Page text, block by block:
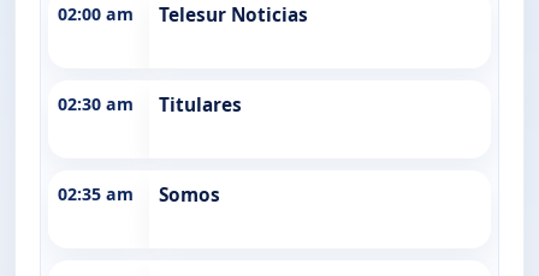
02:00 am Telesur Noticias
02:30 am Titulares
02:35 am Somos